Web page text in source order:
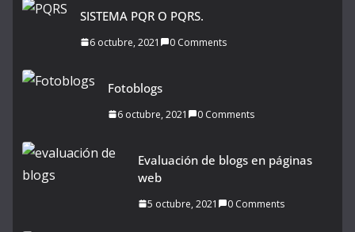
SISTEMA PQR O PQRS.
6 octubre, 2021 0 Comments
Fotoblogs
6 octubre, 2021 0 Comments
Evaluación de blogs en páginas
web
5 octubre, 2021 0 Comments